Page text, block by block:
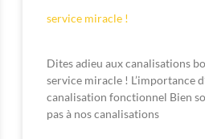
service miracle !
Dites adieu aux canalisations
service miracle ! L’importance
canalisation fonctionnel Bien
pas à nos canalisations